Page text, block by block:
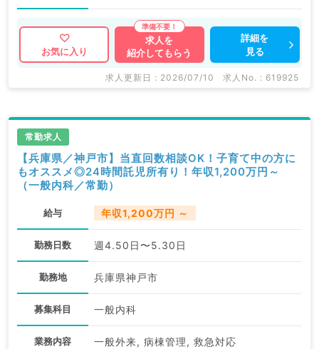
お気に入り
求人を
紹介してもらう
詳細を
見る
求人更新日 : 2026/07/10 求人No. : 619925
常勤求人
【兵庫県／神戸市】当直回数相談OK！子育て中の方に
もオススメ◎24時間託児所有り！年収1,200万円～
（一般内科／常勤）
給与 年収1,200万円 ～
勤務日数 週4.50日〜5.30日
勤務地 兵庫県神戸市
募集科目 一般内科
業務内容 一般外来, 病棟管理, 救急対応